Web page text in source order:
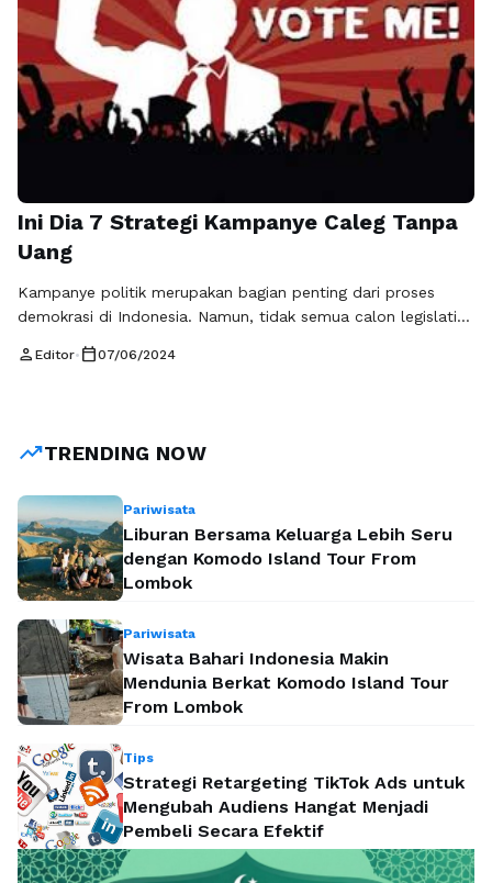
Ini Dia 7 Strategi Kampanye Caleg Tanpa
Uang
Kampanye politik merupakan bagian penting dari proses
demokrasi di Indonesia. Namun, tidak semua calon legislatif
budget minim, strategi kampanye yang efektif sangat
strategi yang efektif …Baca Selengkapnya
person Editor• calendar_today07/06/2024
trending_upTRENDING NOW
Pariwisata
Liburan Bersama Keluarga Lebih Seru
dengan Komodo Island Tour From
Lombok
Pariwisata
Wisata Bahari Indonesia Makin
Mendunia Berkat Komodo Island Tour
From Lombok
Tips
Strategi Retargeting TikTok Ads untuk
Mengubah Audiens Hangat Menjadi
Pembeli Secara Efektif